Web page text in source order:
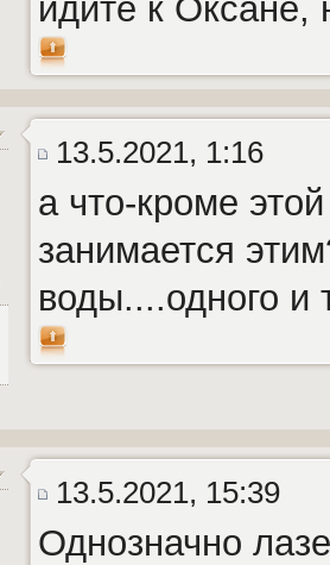
идите к
13.5.2021, 1:16
а что-кроме
занимается
воды....одного и
13.5.2021, 15:39
Однозначно